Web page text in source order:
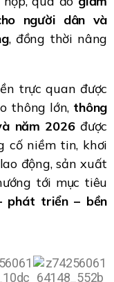
người dân và
, đồng thời nâng
trực quan được
thông lớn, thông
năm 2026được
cố niềm tin, khơi
động, sản xuất
tới mục tiêu
phát triển – bền